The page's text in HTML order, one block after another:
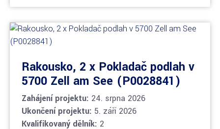
Rakousko, 2 x Pokladač podlah v
5700 Zell am See (P0028841)
Zahájení projektu: 24. srpna 2026
Ukončení projektu: 5. září 2026
Kvalifikovaný dělník: 2